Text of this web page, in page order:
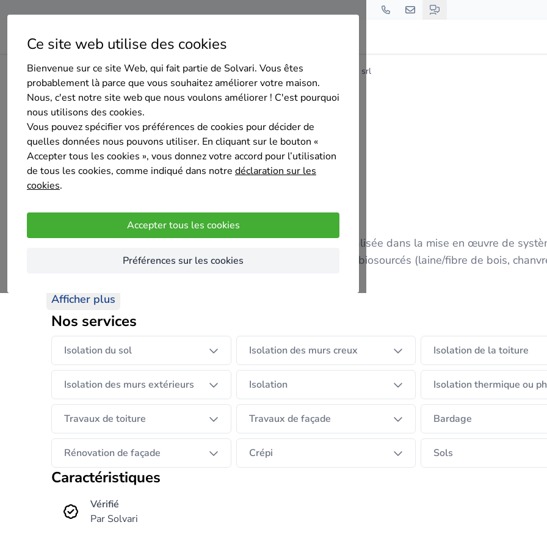
Ce site web utilise des cookies
Bienvenue sur ce site Web, qui fait partie de Solvari. Vous êtes
probablement là parce que vous souhaitez améliorer votre maison.
Nous, c'est notre site web que nous voulons améliorer ! C'est pourquoi
nous utilisons des cookies.
Vous pouvez spécifier vos préférences de cookies pour décider de
quelles données nous pouvons utiliser. En cliquant sur le bouton «
Accepter tous les cookies », vous donnez votre accord pour l’utilisation
de tous les cookies, comme indiqué dans notre déclaration sur les
cookies.
Accepter tous les cookies
Préférences sur les cookies
Home Isolation de la toiture Brabant wallon Mont-Saint-Guibert Isobiobat srl
Isobiobat srl
Mont-Saint-Guibert
Isobiobat est une SRL créée en octobre 2025 et qui est spécialisée dans la mise en œuvre de
d’isolation thermique et acoustique en utilisant des matériaux biosourcés (laine/fibre de bois,
Nous proposons des solutions saines et personnalisées, tout en mettant l’accent sur la qualité de la
réalisation. Cela garantit, entre autres, la durabilité, dans tous les sens du terme, de notre travail.
Afficher plus
Nos services
Isolation du sol Isolation des murs creux Isolation de la toiture
Isolation des murs extérieurs Isolation Isolation thermique ou
Travaux de toiture Travaux de façade Bardage
Rénovation de façade Crépi Sols
Caractéristiques
Vérifié
Par Solvari